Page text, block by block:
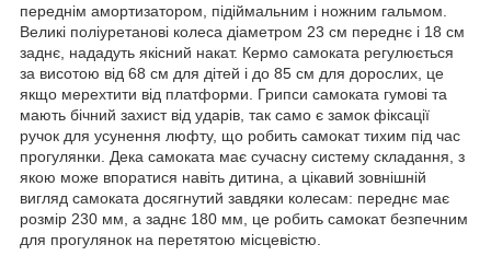
переднім амортизатором, підіймальним і ножним гальмом.
Великі поліуретанові колеса діаметром 23 см переднє і 18 см
заднє, нададуть якісний накат. Кермо самоката регулюється
за висотою від 68 см для дітей і до 85 см для дорослих, це
якщо мерехтити від платформи. Грипси самоката гумові та
мають бічний захист від ударів, так само є замок фіксації
ручок для усунення люфту, що робить самокат тихим під час
прогулянки. Дека самоката має сучасну систему складання, з
якою може впоратися навіть дитина, а цікавий зовнішній
вигляд самоката досягнутий завдяки колесам: переднє має
розмір 230 мм, а заднє 180 мм, це робить самокат безпечним
для прогулянок на перетятою місцевістю.